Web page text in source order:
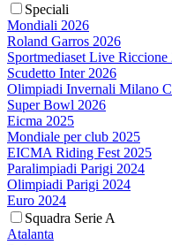
Speciali
Mondiali 2026
Roland Garros 2026
Sportmediaset Live Riccione
Scudetto Inter 2026
Olimpiadi Invernali Milano
Super Bowl 2026
Eicma 2025
Mondiale per club 2025
EICMA Riding Fest 2025
Paralimpiadi Parigi 2024
Olimpiadi Parigi 2024
Euro 2024
Squadra Serie A
Atalanta